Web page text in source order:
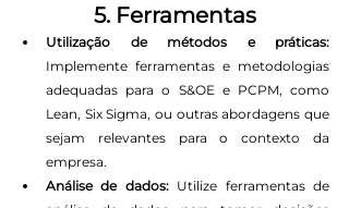
5. Ferramentas
Utilização de métodos e práticas:
Implemente ferramentas e metodologias
adequadas para o S&OE e PCPM, como
Lean, Six Sigma, ou outras abordagens que
sejam relevantes para o contexto da
empresa.
Análise de dados: Utilize ferramentas de